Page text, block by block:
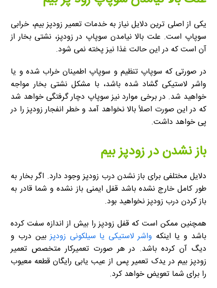
یکی از اصلی ترین دلایل نیاز به خدمات تعمیر زودپز بیم، خرابی
سوپاپ است. علت بالا نیامدن سوپاپ در زودپز، نشتی بخار از
آن است که در این حالت غذا نیز پخته نمی شود.
در صورتی که سوپاپ تنظیم و سوپاپ اطمینان خراب شده و یا
واشر لاستیکی گشاد شده باشد، با مشکل نشتی بخار مواجه
خواهید شد. در برخی موارد نیز سوپاپ دچار گرفتگی خواهد شد
که در این صورت اصلاً بالا نخواهد آمد و خطر انفجار زودپز را در
پی خواهد داشت.
باز نشدن در زودپز بیم
دلایل مختلفی برای باز نشدن درب زودپز وجود دارد. اگر بخار به
طور کامل خارج نشده باشد قفل ایمنی باز نشده و شما قادر به
باز کردن درب زودپز نخواهید بود.
همچنین ممکن است که قفل زودپز را بیش از اندازه سفت کرده
باشد و یا اینکه واشر لاستیکی یا سیلکونی زودپزبین درب و
دیگ آن کرده باشد. در هر صورت تعمیرکار متخصص تعمیر
زودپز بیم در یدک تعمیر پس از عیب یابی رایگان قطعه معیوب
را برای شما تعویض خواهد کرد.